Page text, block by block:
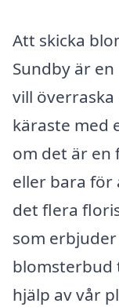
Att skicka
Sundby är
vill
käraste med
om det är en
eller bara för
det flera
som
blomsterbud
hjälp av vår